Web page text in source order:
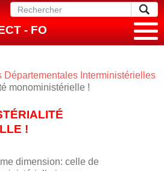
- FO
Départementales Interministérielles
monoministérielle !
!